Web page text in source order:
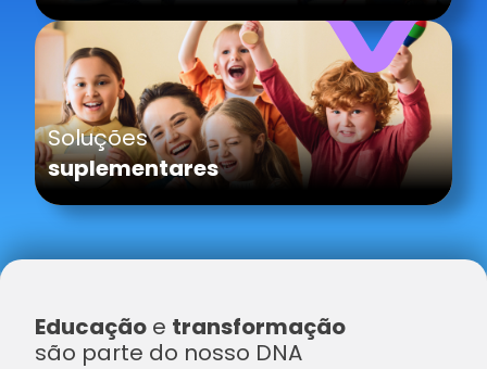
Soluções
suplementares
Educação e transformação
são parte do nosso DNA